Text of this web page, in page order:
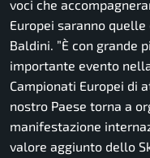
voci che
Europei saranno
Baldini. ”È con grande
importante evento
Campionati Europei di
nostro Paese torna a
manifestazione
valore aggiunto dello